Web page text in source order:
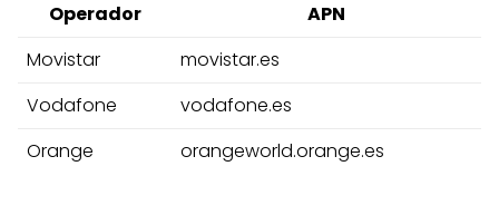
Operador
APN
Movistar
movistar.es
Vodafone
vodafone.es
Orange
orangeworld.orange.es